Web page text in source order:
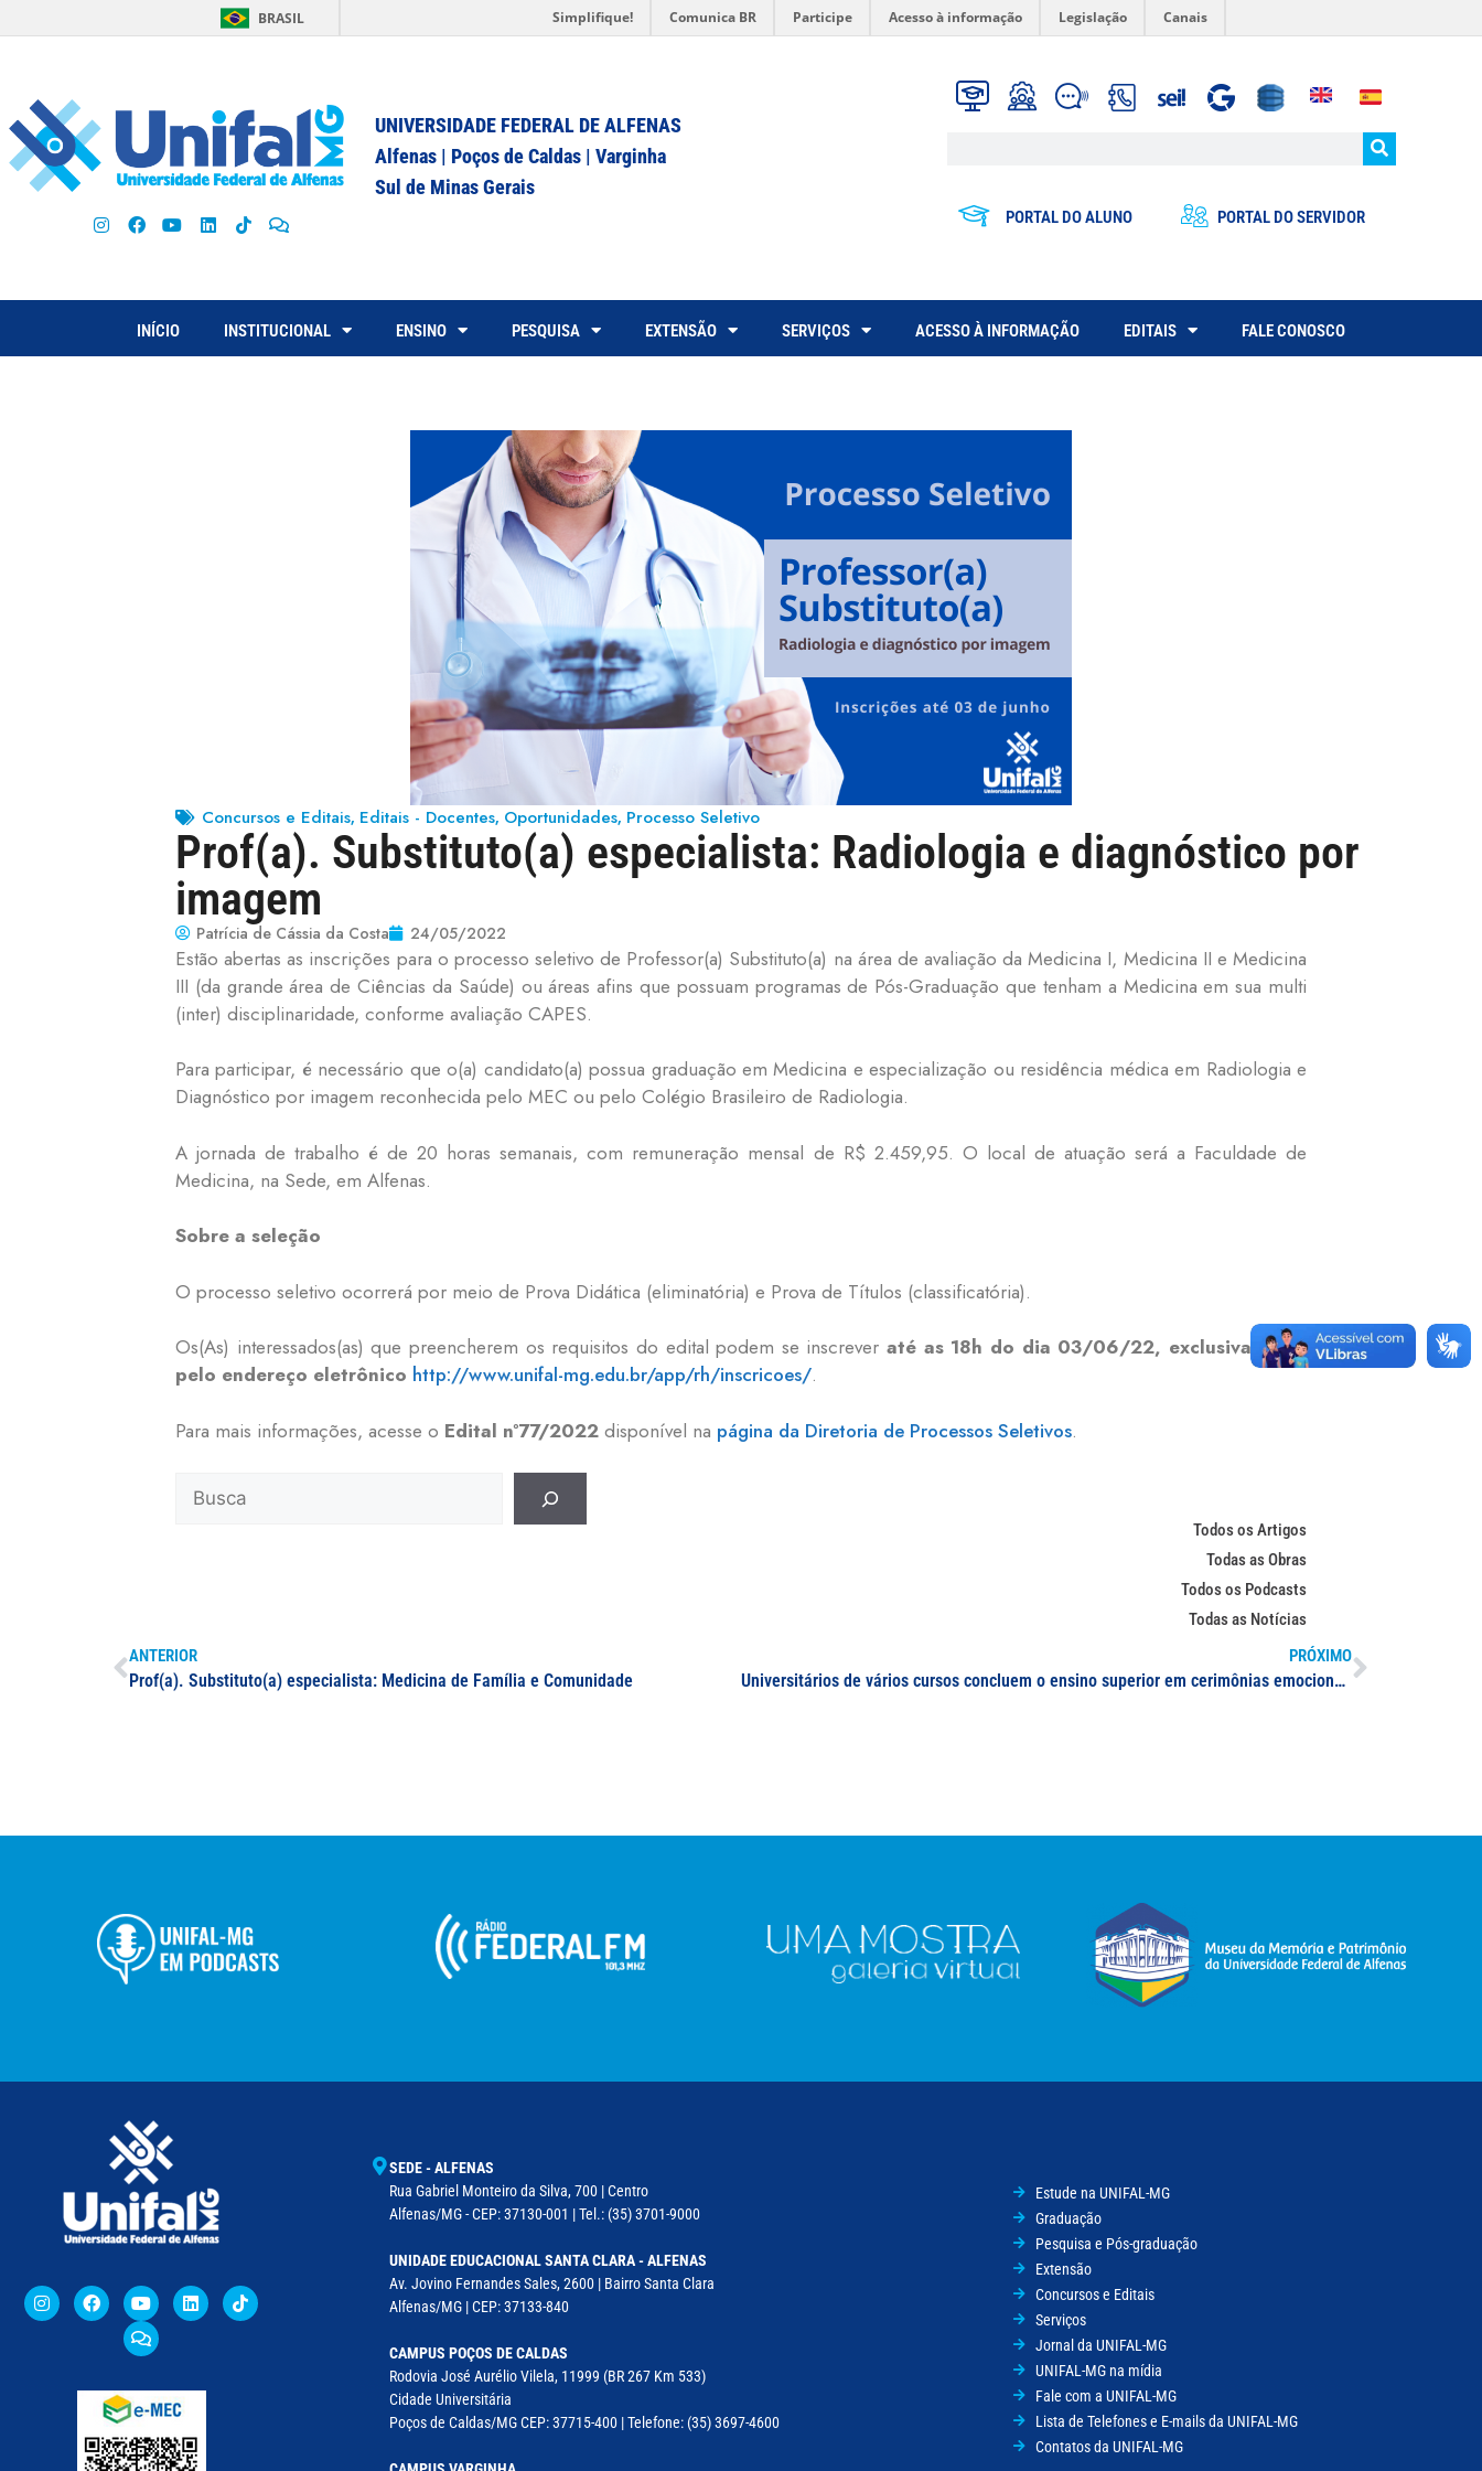
BRASIL Simplifique! Comunica BR Participe Acesso à informação Legislação Canais
UNIVERSIDADE FEDERAL DE ALFENAS
Alfenas | Poços de Caldas | Varginha
Sul de Minas Gerais
PORTAL DO ALUNO PORTAL DO SERVIDOR
INÍCIO INSTITUCIONAL ENSINO PESQUISA EXTENSÃO SERVIÇOS ACESSO À INFORMAÇÃO EDITAIS FALE CONOSCO
Concursos e Editais, Editais - Docentes, Oportunidades, Processo Seletivo
Prof(a). Substituto(a) especialista: Radiologia e diagnóstico por
imagem
Patrícia de Cássia da Costa 24/05/2022
Estão abertas as inscrições para o processo seletivo de Professor(a) Substituto(a) na área de avaliação da Medicina I, Medicina II e Medicina
III (da grande área de Ciências da Saúde) ou áreas afins que possuam programas de Pós-Graduação que tenham a Medicina em sua multi
(inter) disciplinaridade, conforme avaliação CAPES.
Para participar, é necessário que o(a) candidato(a) possua graduação em Medicina e especialização ou residência médica em Radiologia e
Diagnóstico por imagem reconhecida pelo MEC ou pelo Colégio Brasileiro de Radiologia.
A jornada de trabalho é de 20 horas semanais, com remuneração mensal de R$ 2.459,95. O local de atuação será a Faculdade de
Medicina, na Sede, em Alfenas.
Sobre a seleção
O processo seletivo ocorrerá por meio de Prova Didática (eliminatória) e Prova de Títulos (classificatória).
Os(As) interessados(as) que preencherem os requisitos do edital podem se inscreveraté as 18h do dia 03/06/22, exclusivamente
pelo endereço eletrônico http://www.unifal-mg.edu.br/app/rh/inscricoes/.
Para mais informações, acesse o Edital nº77/2022 disponível na página da Diretoria de Processos Seletivos.
Todos os Artigos
Todas as Obras
Todos os Podcasts
Todas as Notícias
ANTERIOR
Prof(a). Substituto(a) especialista: Medicina de Família e Comunidade
PRÓXIMO
Universitários de vários cursos concluem o ensino superior em cerimônias emocionantes; depois de 2 anos em formato remoto, UNIFAL-MG retoma as formaturas presenciais
SEDE - ALFENAS
Rua Gabriel Monteiro da Silva, 700 | Centro
Alfenas/MG - CEP: 37130-001 | Tel.: (35) 3701-9000
UNIDADE EDUCACIONAL SANTA CLARA - ALFENAS
Av. Jovino Fernandes Sales, 2600 | Bairro Santa Clara
Alfenas/MG | CEP: 37133-840
CAMPUS POÇOS DE CALDAS
Rodovia José Aurélio Vilela, 11999 (BR 267 Km 533)
Cidade Universitária
Poços de Caldas/MG CEP: 37715-400 | Telefone: (35) 3697-4600
Estude na UNIFAL-MG
Graduação
Pesquisa e Pós-graduação
Extensão
Concursos e Editais
Serviços
Jornal da UNIFAL-MG
UNIFAL-MG na mídia
Fale com a UNIFAL-MG
Lista de Telefones e E-mails da UNIFAL-MG
Contatos da UNIFAL-MG